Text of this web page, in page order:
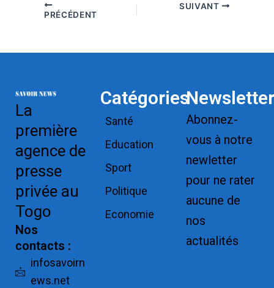
PRÉCÉDENT
SUIVANT
La
première
agence de
presse
privée au
Togo
Nos
contacts :
infosavoirn
ews.net
Catégories
Santé
Education
Sport
Politique
Economie
Newsletter
Abonnez-
vous à notre
newletter
pour ne rater
aucune de
nos
actualités